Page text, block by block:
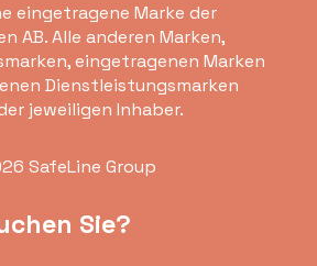
eingetragene Marke der
AB. Alle anderen Marken,
eingetragenen Marken
Dienstleistungsmarken
jeweiligen Inhaber.
SafeLine Group
Sie?